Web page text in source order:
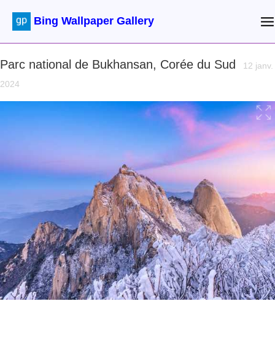
Bing Wallpaper Gallery
Parc national de Bukhansan, Corée du Sud
12 janv.
2024